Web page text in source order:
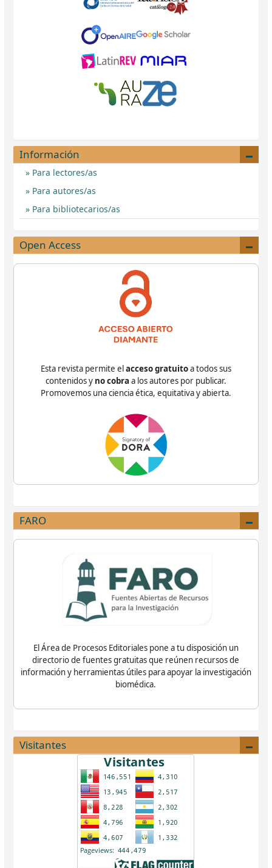
Información
Para lectores/as
Para autores/as
Para bibliotecarios/as
Open Access
Esta revista permite elacceso gratuitoa todos sus
contenidos y no cobra a los autores por publicar.
Promovemos una ciencia ética, equitativa y abierta.
FARO
El Área de Procesos Editoriales pone a tu disposición un
directorio de fuentes gratuitas que reúnen recursos de
información y herramientas útiles para apoyar la investigación
biomédica.
Visitantes